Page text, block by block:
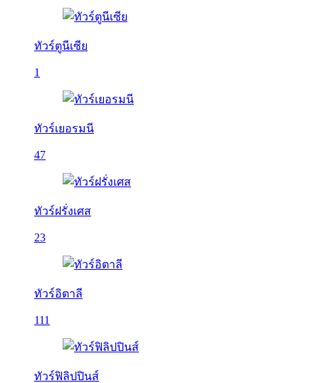
ทัวร์ตูนีเซีย
1
ทัวร์เยอรมนี
47
ทัวร์ฝรั่งเศส
23
ทัวร์อิตาลี
111
ทัวร์ฟิลิปปินส์